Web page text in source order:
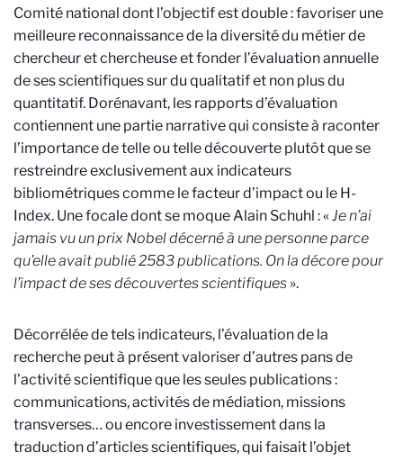
Comité national dont l’objectif est double : favoriser une
meilleure reconnaissance de la diversité du métier de
chercheur et chercheuse et fonder l’évaluation annuelle
de ses scientifiques sur du qualitatif et non plus du
quantitatif. Dorénavant, les rapports d’évaluation
contiennent une partie narrative qui consiste à raconter
l’importance de telle ou telle découverte plutôt que se
restreindre exclusivement aux indicateurs
bibliométriques comme le facteur d’impact ou le H-
Index. Une focale dont se moque Alain Schuhl : «Je n’ai
jamais vu un prix Nobel décerné à une personne parce
qu’elle avait publié 2583 publications. On la décore pour
l’impact de ses découvertes scientifiques ».
Décorrélée de tels indicateurs, l’évaluation de la
recherche peut à présent valoriser d’autres pans de
l’activité scientifique que les seules publications :
communications, activités de médiation, missions
transverses… ou encore investissement dans la
traduction d’articles scientifiques, qui faisait l’objet